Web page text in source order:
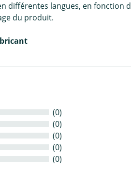
différentes langues, en
du produit.
(0)
(0)
(0)
(0)
(0)